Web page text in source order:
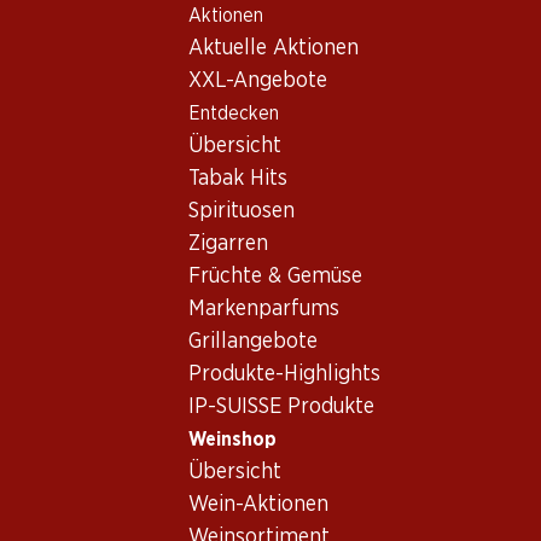
Aktionen
Aktuelle Aktionen
XXL-Angebote
Entdecken
Übersicht
Tabak Hits
Spirituosen
Zigarren
Früchte & Gemüse
Markenparfums
Grillangebote
Produkte-Highlights
IP-SUISSE Produkte
Weinshop
Übersicht
Wein-Aktionen
Wein/Champagner
Wallis
Les Clarelles Dôle Blanche AOC Valais
Vorderseite Rückseite